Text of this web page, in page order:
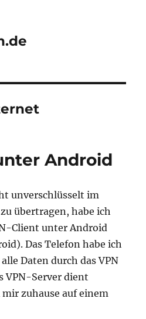
Android
unverschlüsselt im
übertragen, habe ich
Client unter Android
Das Telefon habe ich
Daten durch das VPN
VPN-Server dient
zuhause auf einem